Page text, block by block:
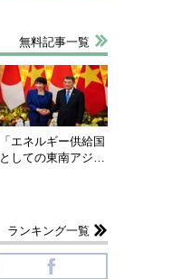
無料記事一覧
「エネルギー供給国
としての東南アジ…
ランキング一覧